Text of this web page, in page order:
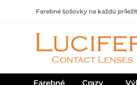
Farebné šošovky na každú
Farebné
Crazy